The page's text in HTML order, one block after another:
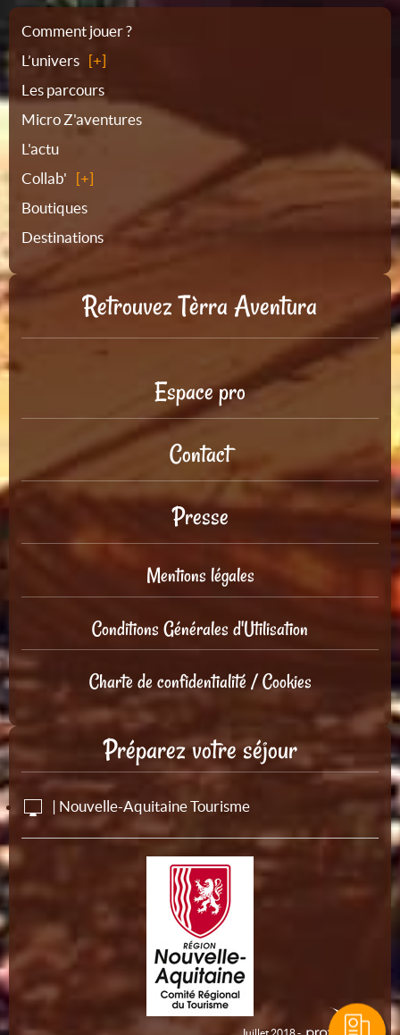
Plan
du
site
Comment jouer ?
L’univers
Les parcours
Micro Z'aventures
L'actu
Collab'
Boutiques
Destinations
Retrouvez Tèrra Aventura
Espace pro
Contact
Presse
Mentions légales
Conditions Générales d'Utilisation
Charte de confidentialité / Cookies
Préparez votre séjour
| Nouvelle-Aquitaine Tourisme